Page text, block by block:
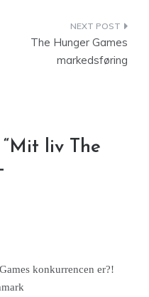
The Hunger Games
markedsføring
Mit liv The
konkurrencen er?!